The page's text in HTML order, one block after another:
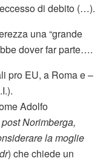
di debito (…).
una “grande
dover far parte….
pro EU, a Roma e –
Adolfo
Norimberga,
la moglie
) che chiede un